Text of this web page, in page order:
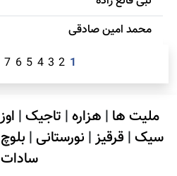
محمد امين صادقی
1
2
3
4
5
6
7
ملیت ها | هزاره| تاجیک|
سیک| قرقیز| نورستانی| بلوچ
سادات